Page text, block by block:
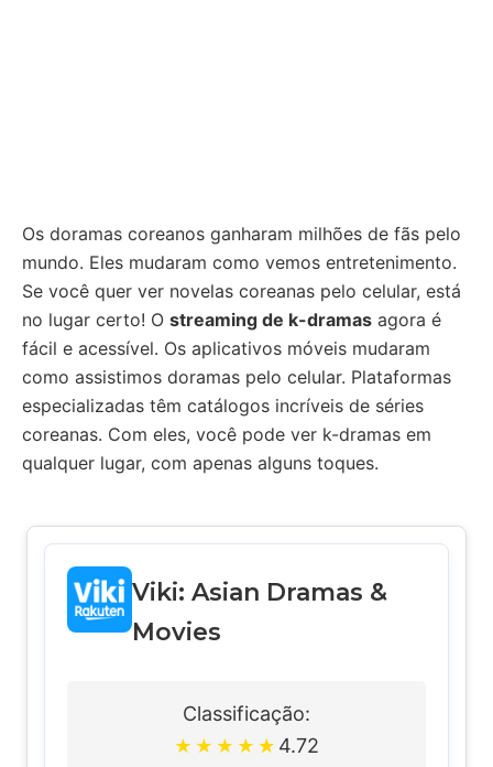
Os doramas coreanos ganharam milhões de fãs pelo
mundo. Eles mudaram como vemos entretenimento.
Se você quer ver novelas coreanas pelo celular, está
no lugar certo! O streaming de k-dramas agora é
fácil e acessível. Os aplicativos móveis mudaram
como assistimos doramas pelo celular. Plataformas
especializadas têm catálogos incríveis de séries
coreanas. Com eles, você pode ver k-dramas em
qualquer lugar, com apenas alguns toques.
Viki: Asian Dramas &
Movies
Classificação:
★ ★ ★ ★ ★ 4.72